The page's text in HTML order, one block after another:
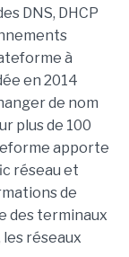
DNS, DHCP
à
en 2014
de nom
plus de 100
apporte
réseau et
de
des terminaux
réseaux